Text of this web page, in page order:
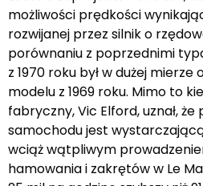
możliwości prędkości
rozwijanej przez silnik o
porównaniu z poprzednimi
z 1970 roku był w dużej
modelu z 1969 roku. Mimo to
fabryczny, Vic Elford, uznał,
samochodu jest
wciąż wątpliwym
hamowania i zakrętów w Le